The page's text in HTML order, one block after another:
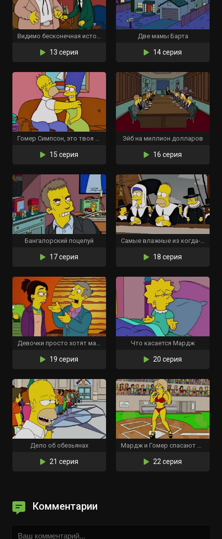
Видимо бесконечная история
13 серия
Две мамы Барта
14 серия
Гомер Симпсон, это твоя жена
15 серия
Эйб на миллион долларов
16 серия
Бангалорский поцелуй
17 серия
Самые влажные из когда-либо рассказанных историй
18 серия
Девочки просто хотят математики
19 серия
Что касается Мардж
20 серия
Дело об обезьянах
21 серия
Мардж и Гомер спасают чужой брак
22 серия
Комментарии